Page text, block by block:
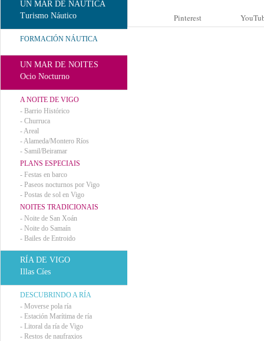
UN MAR DE NÁUTICA
Turismo Náutico
FORMACIÓN NÁUTICA
UN MAR DE NOITES
Ocio Nocturno
A NOITE DE VIGO
- Barrio Histórico
- Churruca
-Areal
-Alameda/Montero Ríos
- Samil/Beiramar
PLANS ESPECIAIS
- Festas en barco
- Paseos nocturnos por Vigo
- Postas de sol en Vigo
NOITES TRADICIONAIS
- Noite de San Xoán
- Noite do Samaín
- Bailes de Entroido
RÍA DE VIGO
Illas Cíes
DESCUBRINDO A RÍA
- Moverse pola ría
- Estación Marítima de ría
- Litoral da ría de Vigo
- Restos de naufraxios
Pinterest